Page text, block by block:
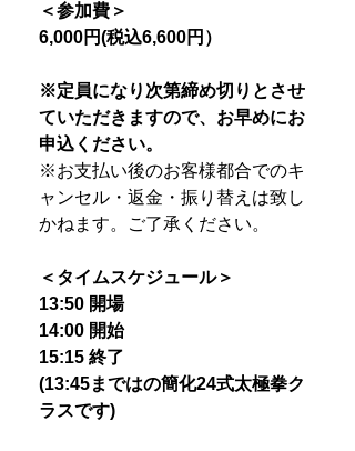
＜参加費＞
6,000円(税込6,600円）
※定員になり次第締め切りとさせ
ていただきますので、お早めにお
申込ください。
※お支払い後のお客様都合でのキ
ャンセル・返金・振り替えは致し
かねます。ご了承ください。
＜タイムスケジュール＞
13:50 開場
14:00 開始
15:15 終了
(13:45まではの簡化24式太極拳ク
ラスです)